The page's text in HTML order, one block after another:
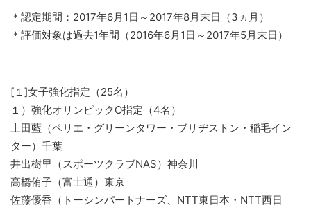
＊認定期間：2017年6月1日～2017年8月末日（3ヵ月）
＊評価対象は過去1年間（2016年6月1日～2017年5月末日）
[１]女子強化指定（25名）
１）強化オリンピックO指定（4名）
上田藍（ペリエ・グリーンタワー・ブリヂストン・稲毛イン
ター）千葉
井出樹里（スポーツクラブNAS）神奈川
高橋侑子（富士通）東京
佐藤優香（トーシンパートナーズ、NTT東日本・NTT西日